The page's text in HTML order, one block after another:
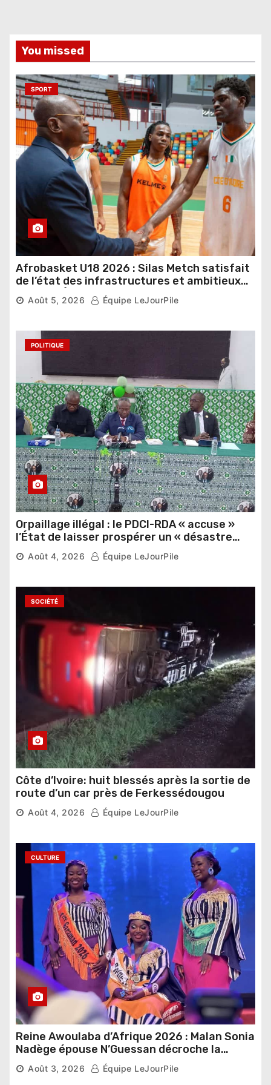
You missed
SPORT
Afrobasket U18 2026 : Silas Metch satisfait
de l’état des infrastructures et ambitieux
pour les Éléphants
Août 5, 2026 Équipe LeJourPile
POLITIQUE
Orpaillage illégal : le PDCI-RDA « accuse »
l’État de laisser prospérer un « désastre
national »
Août 4, 2026 Équipe LeJourPile
SOCIÉTÉ
Côte d’Ivoire: huit blessés après la sortie de
route d’un car près de Ferkessédougou
Août 4, 2026 Équipe LeJourPile
CULTURE
Reine Awoulaba d’Afrique 2026 : Malan Sonia
Nadège épouse N’Guessan décroche la
couronne
Août 3, 2026 Équipe LeJourPile